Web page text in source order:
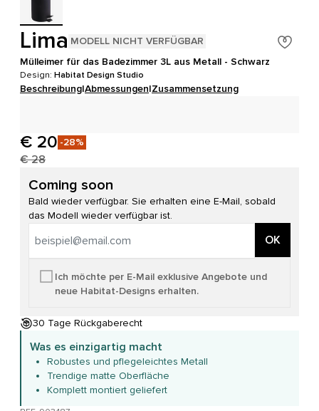
Lima MODELL NICHT VERFÜGBAR
Mülleimer für das Badezimmer 3L aus Metall - Schwarz
Design: Habitat Design Studio
Beschreibung|Abmessungen|Zusammensetzung
€ 20 -28%
€ 28
Coming soon
Bald wieder verfügbar. Sie erhalten eine E-Mail, sobald
das Modell wieder verfügbar ist.
OK
Ich möchte per E-Mail exklusive Angebote und
neue Habitat-Designs erhalten.
30 Tage Rückgaberecht
Was es einzigartig macht
Robustes und pflegeleichtes Metall
Trendige matte Oberfläche
Komplett montiert geliefert